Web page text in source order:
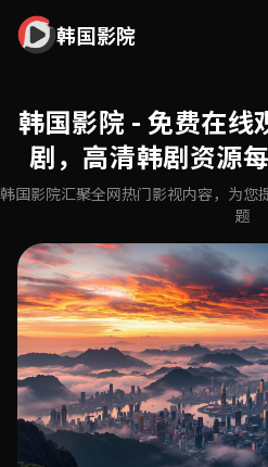
韩国影院
韩国影院 - 免费在线
剧，高清韩剧资源
韩国影院汇聚全网热门影视内容，为您
题